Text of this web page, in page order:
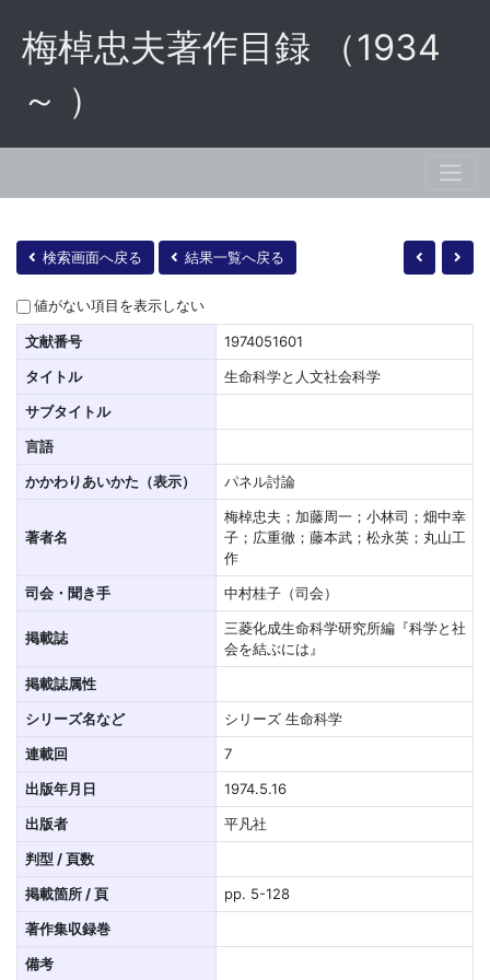
梅棹忠夫著作目録 （1934
～ ）
検索画面へ戻る 結果一覧へ戻る
値がない項目を表示しない
文献番号
1974051601
タイトル
生命科学と人文社会科学
サブタイトル
言語
かかわりあいかた（表示）
パネル討論
著者名
梅棹忠夫；加藤周一；小林司；畑中幸
子；広重徹；藤本武；松永英；丸山工
作
司会・聞き手
中村桂子（司会）
掲載誌
三菱化成生命科学研究所編『科学と社
会を結ぶには』
掲載誌属性
シリーズ名など
シリーズ 生命科学
連載回
7
出版年月日
1974.5.16
出版者
平凡社
判型 / 頁数
掲載箇所 / 頁
pp. 5-128
著作集収録巻
備考